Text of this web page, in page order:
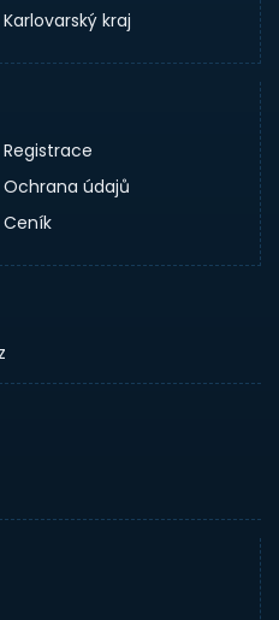
Karlovarský kraj
Registrace
Ochrana údajů
Ceník